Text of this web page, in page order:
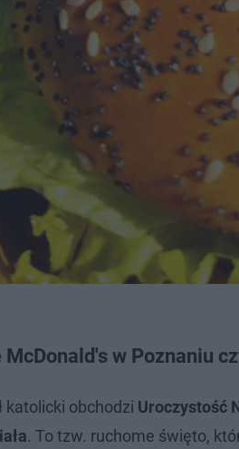
w Poznaniu
katolicki obchodzi Uroczystość
. To tzw. ruchome święto,